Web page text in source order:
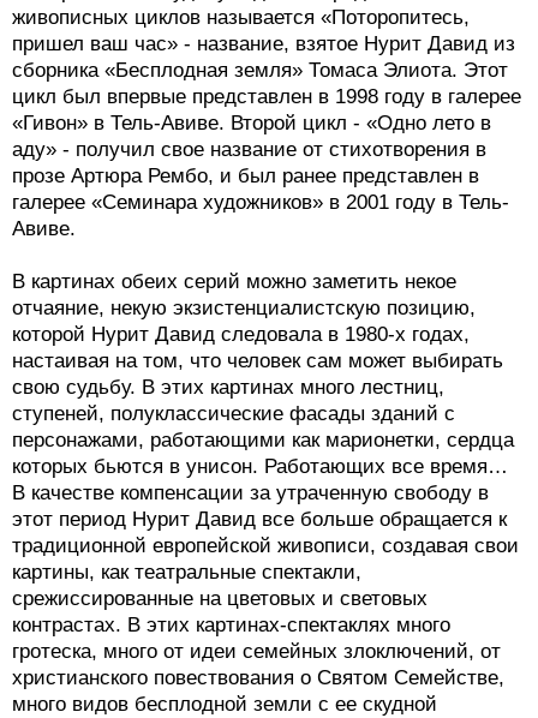
живописных циклов называется «Поторопитесь,
пришел ваш час» - название, взятое Нурит Давид из
сборника «Бесплодная земля» Томаса Элиота. Этот
цикл был впервые представлен в 1998 году в галерее
«Гивон» в Тель-Авиве. Второй цикл - «Одно лето в
аду» - получил свое название от стихотворения в
прозе Артюра Рембо, и был ранее представлен в
галерее «Семинара художников» в 2001 году в Тель-
Авиве.
В картинах обеих серий можно заметить некое
отчаяние, некую экзистенциалистскую позицию,
которой Нурит Давид следовала в 1980-х годах,
настаивая на том, что человек сам может выбирать
свою судьбу. В этих картинах много лестниц,
ступеней, полуклассические фасады зданий с
персонажами, работающими как марионетки, сердца
которых бьются в унисон. Работающих все время…
В качестве компенсации за утраченную свободу в
этот период Нурит Давид все больше обращается к
традиционной европейской живописи, создавая свои
картины, как театральные спектакли,
срежиссированные на цветовых и световых
контрастах. В этих картинах-спектаклях много
гротеска, много от идеи семейных злоключений, от
христианского повествования о Святом Семействе,
много видов бесплодной земли с ее скудной